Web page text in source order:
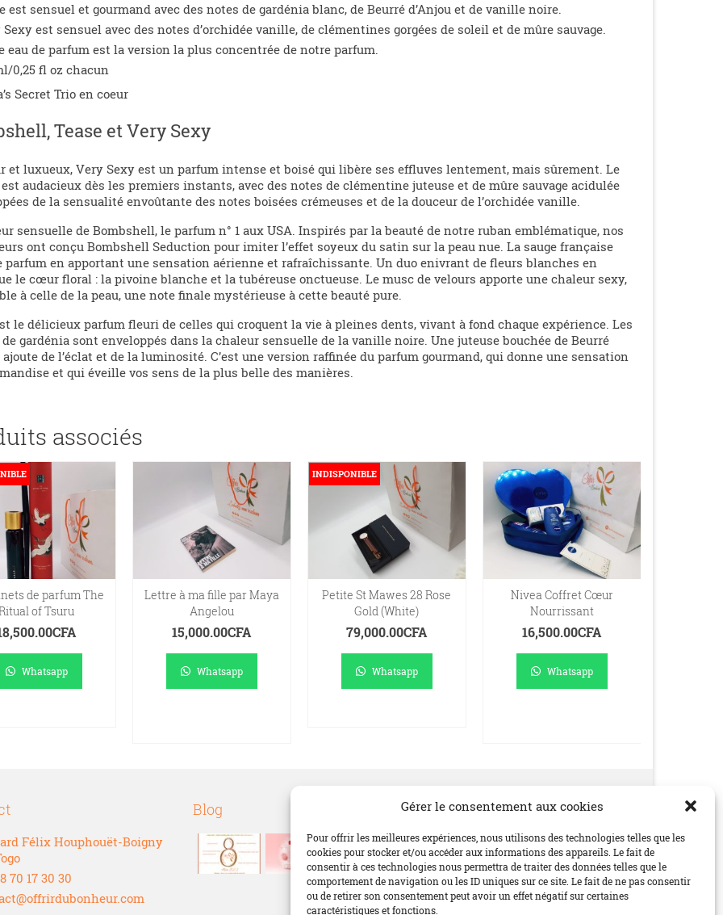
Gérer le consentement aux cookies
Pour offrir les meilleures expériences, nous utilisons des technologies telles que les
cookies pour stocker et/ou accéder aux informations des appareils. Le fait de
consentir à ces technologies nous permettra de traiter des données telles que le
comportement de navigation ou les ID uniques sur ce site. Le fait de ne pas consentir
ou de retirer son consentement peut avoir un effet négatif sur certaines
caractéristiques et fonctions.
est sensuel et gourmand avec des notes de gardénia blanc, de Beurré d’Anjou et de vanille noire.
est sensuel avec des notes d’orchidée vanille, de clémentines gorgées de soleil et de mûre sauvage.
eau de parfum est la version la plus concentrée de notre parfum.
0,25 fl oz chacun
Secret Trio en coeur
Tease et Very Sexy
et luxueux, Very Sexy est un parfum intense et boisé qui libère ses effluves lentement, mais sûrement. Le
audacieux dès les premiers instants, avec des notes de clémentine juteuse et de mûre sauvage acidulée
de la sensualité envoûtante des notes boisées crémeuses et de la douceur de l’orchidée vanille.
sensuelle de Bombshell, le parfum n° 1 aux USA. Inspirés par la beauté de notre ruban emblématique, nos
ont conçu Bombshell Seduction pour imiter l’effet soyeux du satin sur la peau nue. La sauge française
parfum en apportant une sensation aérienne et rafraîchissante. Un duo enivrant de fleurs blanches en
le cœur floral : la pivoine blanche et la tubéreuse onctueuse. Le musc de velours apporte une chaleur sexy,
à celle de la peau, une note finale mystérieuse à cette beauté pure.
le délicieux parfum fleuri de celles qui croquent la vie à pleines dents, vivant à fond chaque expérience. Les
gardénia sont enveloppés dans la chaleur sensuelle de la vanille noire. Une juteuse bouchée de Beurré
ajoute de l’éclat et de la luminosité. C’est une version raffinée du parfum gourmand, qui donne une sensation
et qui éveille vos sens de la plus belle des manières.
associés
de parfum The
of Tsuru
CFA
Whatsapp
Lettre à ma fille par Maya
Angelou
15,000.00CFA
Whatsapp
INDISPONIBLE
Petite St Mawes 28 Rose
Gold (White)
79,000.00CFA
Whatsapp
Nivea Coffret Cœur
Nourrissant
16,500.00CFA
Whatsapp
Félix Houphouët-Boigny
70 17 30 30
Blog Social